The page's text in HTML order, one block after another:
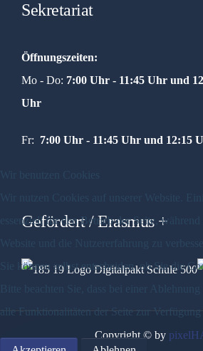
Sekretariat
Öffnungszeiten:
Mo - Do: 7:00 Uhr - 11:45 Uhr und
Uhr
Fr: 7:00 Uhr - 11:45 Uhr und 12:15
Gefördert / Erasmus +
Copyright © by
essenziell für den Betrieb der Seite, während
Sie können selbst entscheiden, ob Sie die
alle Funktionalitäten der Seite zur Verfügung